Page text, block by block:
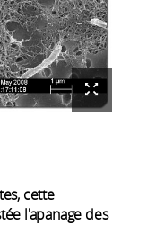
cette
l'apanage des